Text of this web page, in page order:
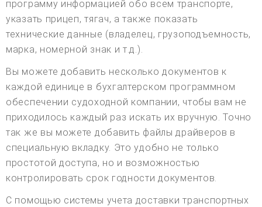
программу информацией обо всем транспорте,
указать прицеп, тягач, а также показать
технические данные (владелец, грузоподъемность,
марка, номерной знак и т.д.).
Вы можете добавить несколько документов к
каждой единице в бухгалтерском программном
обеспечении судоходной компании, чтобы вам не
приходилось каждый раз искать их вручную. Точно
так же вы можете добавить файлы драйверов в
специальную вкладку. Это удобно не только
простотой доступа, но и возможностью
контролировать срок годности документов.
С помощью системы учета доставки транспортных